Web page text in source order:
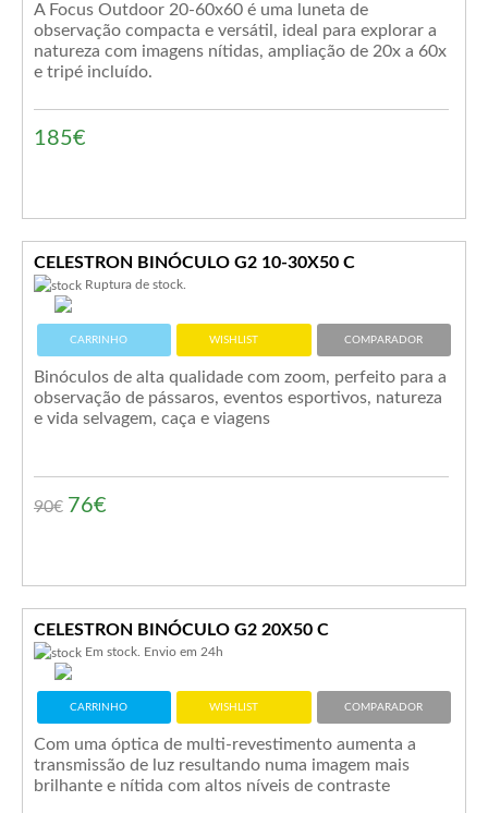
A Focus Outdoor 20-60x60 é uma luneta de
observação compacta e versátil, ideal para explorar a
natureza com imagens nítidas, ampliação de 20x a 60x
e tripé incluído.
185€
CELESTRON BINÓCULO G2 10-30X50 C
Ruptura de stock.
CARRINHO WISHLIST COMPARADOR
Binóculos de alta qualidade com zoom, perfeito para a
observação de pássaros, eventos esportivos, natureza
e vida selvagem, caça e viagens
90€ 76€
CELESTRON BINÓCULO G2 20X50 C
Em stock. Envio em 24h
CARRINHO WISHLIST COMPARADOR
Com uma óptica de multi-revestimento aumenta a
transmissão de luz resultando numa imagem mais
brilhante e nítida com altos níveis de contraste